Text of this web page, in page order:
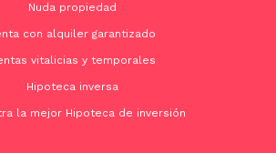
Nuda propiedad
con alquiler garantizado
vitalicias y temporales
Hipoteca inversa
la mejor Hipoteca de inversión